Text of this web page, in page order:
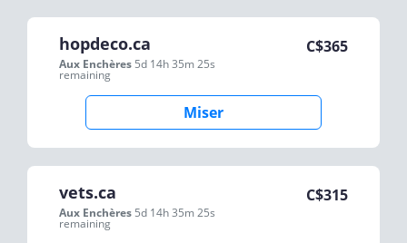
hopdeco.ca
Aux Enchères 5d 14h 35m 25s
remaining
C$365
Miser
vets.ca
Aux Enchères 5d 14h 35m 25s
remaining
C$315